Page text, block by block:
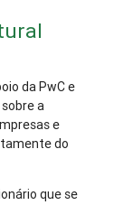
da PwC e
a
e
do
que se